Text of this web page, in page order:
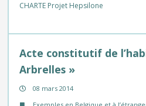
CHARTE Projet Hepsilone
Acte constitutif de
Arbrelles »
08 mars 2014